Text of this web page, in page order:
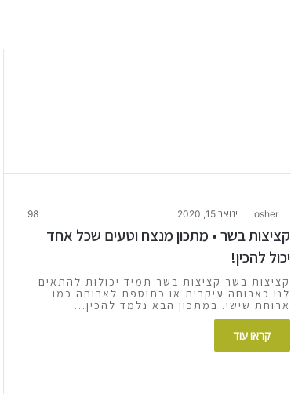
osher ינואר 15, 2020 98
קציצות בשר • מתכון מנצח וטעים שכל אחד
יכול להכין!
קציצות בשר קציצות בשר תמיד יכולות להתאים
לנו כארוחה עיקרית או כתוספת לארוחה כמו
ארוחת שישי. במתכון הבא נלמד להכין…
קראו עוד